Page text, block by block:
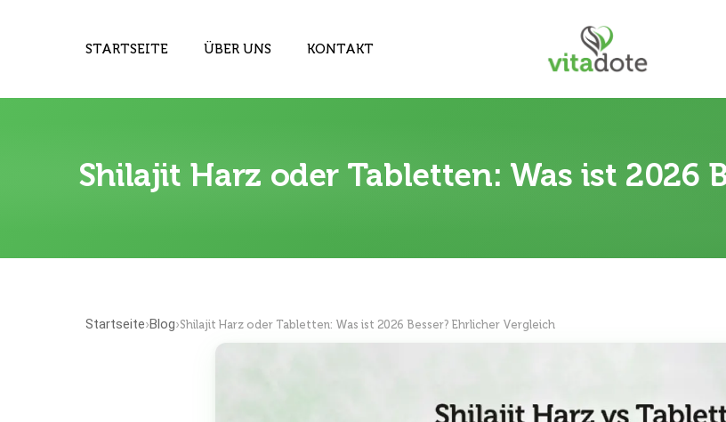
STARTSEITE ÜBER UNS KONTAKT
Shilajit Harz oder Tabletten: Was ist 2026
Startseite›Blog›Shilajit Harz oder Tabletten: Was ist 2026 Besser? Ehrlicher Vergleich